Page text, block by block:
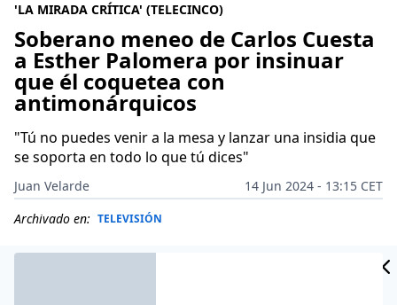
'LA MIRADA CRÍTICA' (TELECINCO)
Soberano meneo de Carlos Cuesta
a Esther Palomera por insinuar
que él coquetea con
antimonárquicos
"Tú no puedes venir a la mesa y lanzar una insidia que
se soporta en todo lo que tú dices"
Juan Velarde
14 Jun 2024 - 13:15 CET
Archivado en: TELEVISIÓN